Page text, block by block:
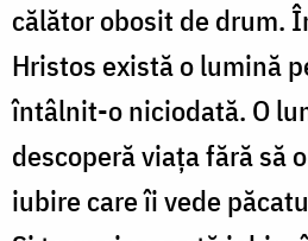
călător obosit de drum.
Hristos există o lumină
întâlnit-o niciodată. O
descoperă viața fără să
iubire care îi vede